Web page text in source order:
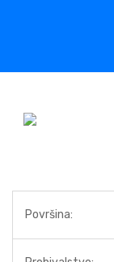
Površina: